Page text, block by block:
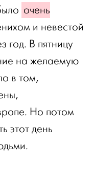
очень
и невестой
год. В пятницу
на желаемую
в том,
Но потом
этот день